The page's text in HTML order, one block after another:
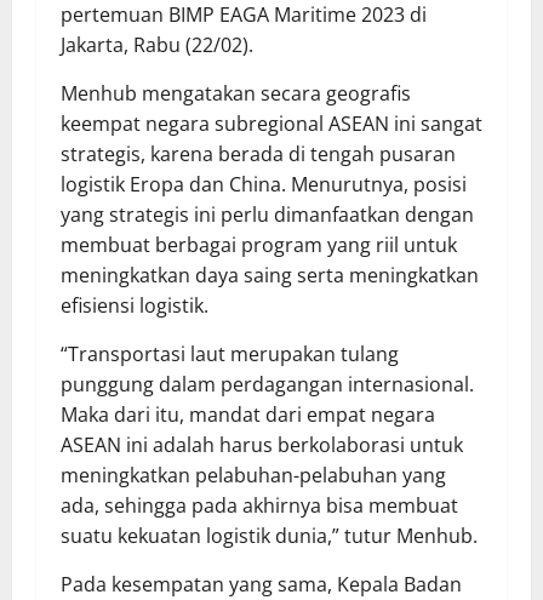
pertemuan BIMP EAGA Maritime 2023 di
Jakarta, Rabu (22/02).
Menhub mengatakan secara geografis
keempat negara subregional ASEAN ini sangat
strategis, karena berada di tengah pusaran
logistik Eropa dan China. Menurutnya, posisi
yang strategis ini perlu dimanfaatkan dengan
membuat berbagai program yang riil untuk
meningkatkan daya saing serta meningkatkan
efisiensi logistik.
“Transportasi laut merupakan tulang
punggung dalam perdagangan internasional.
Maka dari itu, mandat dari empat negara
ASEAN ini adalah harus berkolaborasi untuk
meningkatkan pelabuhan-pelabuhan yang
ada, sehingga pada akhirnya bisa membuat
suatu kekuatan logistik dunia,” tutur Menhub.
Pada kesempatan yang sama, Kepala Badan